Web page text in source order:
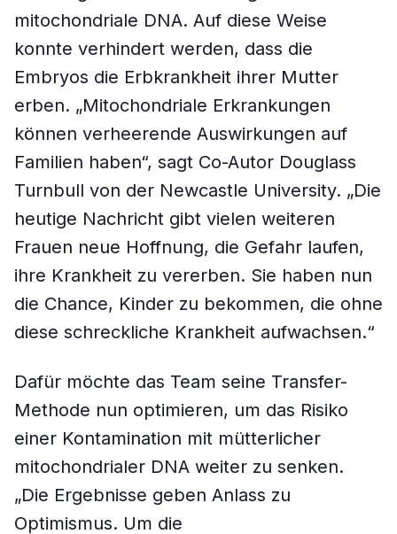
mitochondriale DNA. Auf diese Weise
konnte verhindert werden, dass die
Embryos die Erbkrankheit ihrer Mutter
erben. „Mitochondriale Erkrankungen
können verheerende Auswirkungen auf
Familien haben“, sagt Co-Autor Douglass
Turnbull von der Newcastle University. „Die
heutige Nachricht gibt vielen weiteren
Frauen neue Hoffnung, die Gefahr laufen,
ihre Krankheit zu vererben. Sie haben nun
die Chance, Kinder zu bekommen, die ohne
diese schreckliche Krankheit aufwachsen.“
Dafür möchte das Team seine Transfer-
Methode nun optimieren, um das Risiko
einer Kontamination mit mütterlicher
mitochondrialer DNA weiter zu senken.
„Die Ergebnisse geben Anlass zu
Optimismus. Um die